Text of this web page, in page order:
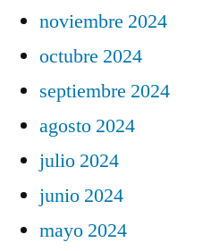
noviembre 2024
octubre 2024
septiembre 2024
agosto 2024
julio 2024
junio 2024
mayo 2024